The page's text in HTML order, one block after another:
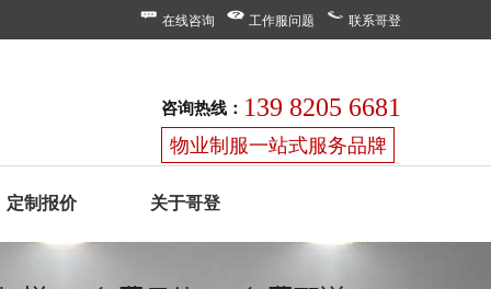
在线咨询 工作服问题 联系哥登
咨询热线： 139 8205 6681
物业制服一站式服务品牌
定制报价 关于哥登